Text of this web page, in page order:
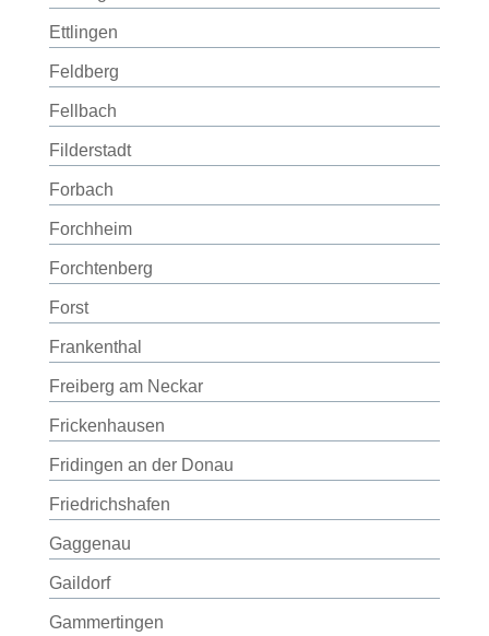
Ettlingen
Feldberg
Fellbach
Filderstadt
Forbach
Forchheim
Forchtenberg
Forst
Frankenthal
Freiberg am Neckar
Frickenhausen
Fridingen an der Donau
Friedrichshafen
Gaggenau
Gaildorf
Gammertingen